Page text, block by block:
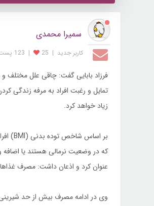
سمیرا محمدی
کاربر جديد |
25
| 123 پست
فرزاد بابایی گفت: چاقی علل مختلف
تمایل و رغبت افراد به مرفه زندگی
زیاد خواهد کرد.
بر اساس شاخص توده بدنی (BMI) افراد می توانند با تقسیم وزن خود (بر حسب کیلوگرم) بر قد خود(بر حسب متر) به
که در وضعیت نرمالی هستند یا اضافه
عنوان کرد و اذعان داشت: مصرف
وی در ادامه مصرف بیش از حد شیرینی‌